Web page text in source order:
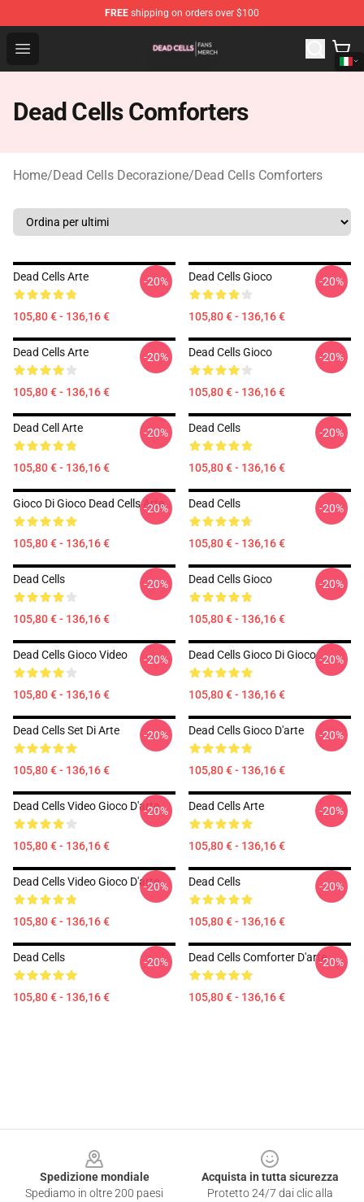
FREE shipping on orders over $100
Open menu
Dead Cells Shop - Official Dead Cells Merchandise Store
Dead Cells Comforters
Home/Dead Cells Decorazione/Dead Cells Comforters
Dead Cells Arte
105,80 € - 136,16 €
-20% Dead Cells Gioco
105,80 € - 136,16 €
-20%
Dead Cells Arte
105,80 € - 136,16 €
-20% Dead Cells Gioco
105,80 € - 136,16 €
-20%
Dead Cell Arte
105,80 € - 136,16 €
-20% Dead Cells
105,80 € - 136,16 €
-20%
Gioco Di Gioco Dead Cells Arte
105,80 € - 136,16 €
-20% Dead Cells
105,80 € - 136,16 €
-20%
Dead Cells
105,80 € - 136,16 €
-20% Dead Cells Gioco
105,80 € - 136,16 €
-20%
Dead Cells Gioco Video
105,80 € - 136,16 €
-20% Dead Cells Gioco Di Gioco
105,80 € - 136,16 €
-20%
Dead Cells Set Di Arte
105,80 € - 136,16 €
-20% Dead Cells Gioco D'arte
105,80 € - 136,16 €
-20%
Dead Cells Video Gioco D'arte
105,80 € - 136,16 €
-20% Dead Cells Arte
105,80 € - 136,16 €
-20%
Dead Cells Video Gioco D'arte
105,80 € - 136,16 €
-20% Dead Cells
105,80 € - 136,16 €
-20%
Dead Cells
105,80 € - 136,16 €
-20% Dead Cells Comforter D'arte
105,80 € - 136,16 €
-20%
Spedizione mondiale
Spediamo in oltre 200 paesi
Acquista in tutta sicurezza
Protetto 24/7 dai clic alla